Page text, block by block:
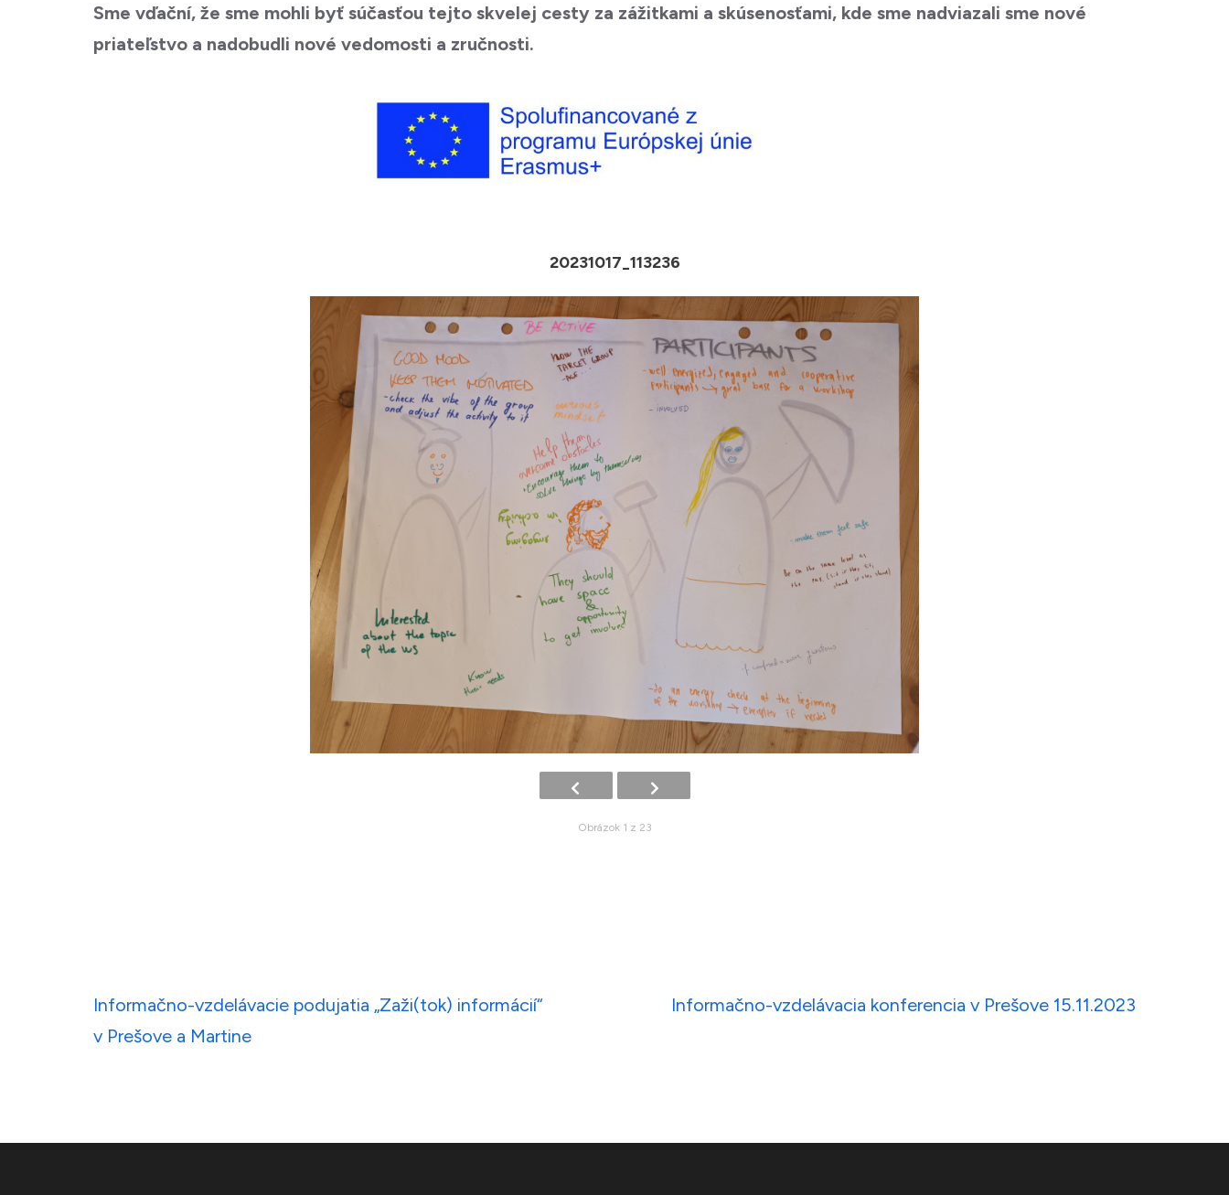
Sme vďační, že sme mohli byť súčasťou tejto skvelej cesty za zážitkami a skúsenosťami, kde sme nadviazali sme nové
priateľstvo a nadobudli nové vedomosti a zručnosti.
20231017_113236
Obrázok 1 z 23
Navigácia
v
Informačno-vzdelávacie podujatia „Zaži(tok) informácií“
v Prešove a Martine
Informačno-vzdelávacia konferencia v Prešove 15.11.2023